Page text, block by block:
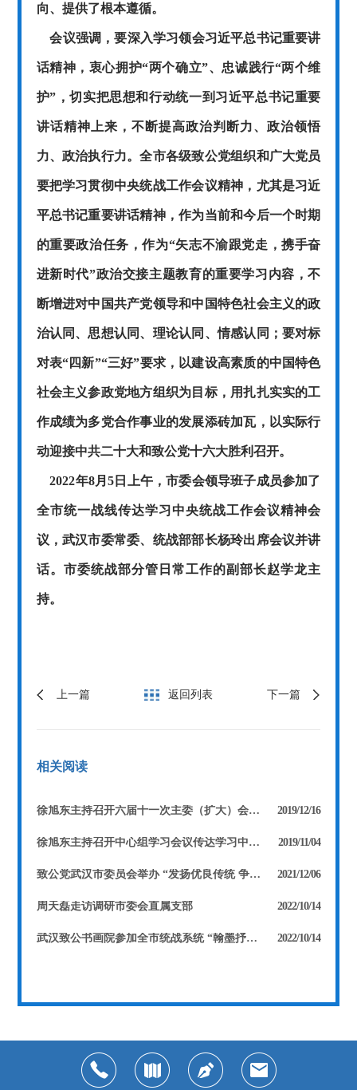
向、提供了根本遵循。
会议强调，要深入学习领会习近平总书记重要讲
话精神，衷心拥护“两个确立”、忠诚践行“两个维
护”，切实把思想和行动统一到习近平总书记重要
讲话精神上来，不断提高政治判断力、政治领悟
力、政治执行力。全市各级致公党组织和广大党员
要把学习贯彻中央统战工作会议精神，尤其是习近
平总书记重要讲话精神，作为当前和今后一个时期
的重要政治任务，作为“矢志不渝跟党走，携手奋
进新时代”政治交接主题教育的重要学习内容，不
断增进对中国共产党领导和中国特色社会主义的政
治认同、思想认同、理论认同、情感认同； 要对标
对表“四新”“三好”要求，以建设高素质的中国特色
社会主义参政党地方组织为目标， 用扎扎实实的工
作成绩为多党合作事业的发展添砖加瓦， 以实际行
动迎接中共二十大和致公党十六大胜利召开。
2022年8月5日上午，市委会领导班子成员参加了
全市统一战线传达学习中央统战工作会议精神会
议，武汉市委常委、统战部部长杨玲出席会议并讲
话。市委统战部分管日常工作的副部长赵学龙主
持。
上一篇 返回列表 下一篇
相关阅读
徐旭东主持召开六届十一次主委（扩大）会议传达学习中共中央经济工作会议精神 2019/12/16
徐旭东主持召开中心组学习会议传达学习中共十九届四中全会精神 2019/11/04
致公党武汉市委员会举办 “发扬优良传统 争取更大贡献”主题教育活动暨新一届基层组织班子成员培训班 2021/12/06
周天磊走访调研市委会直属支部 2022/10/14
武汉致公书画院参加全市统战系统 “翰墨抒同心 共迎二十大”同心书画笔会 2022/10/14